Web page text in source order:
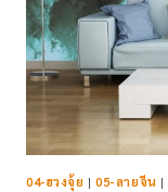
04-ฮวงจุ้ย |05-ลายจีน |